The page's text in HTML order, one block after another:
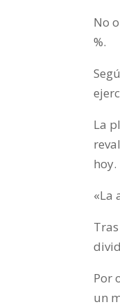
No
%.
La
hoy.
«La
Por
un